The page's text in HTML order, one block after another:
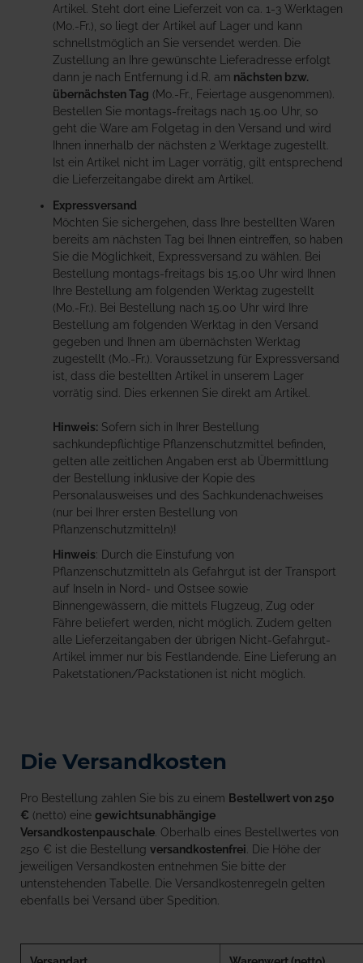
Artikel. Steht dort eine Lieferzeit von ca. 1-3 Werktagen
(Mo.-Fr.), so liegt der Artikel auf Lager und kann
schnellstmöglich an Sie versendet werden. Die
Zustellung an Ihre gewünschte Lieferadresse erfolgt
dann je nach Entfernung i.d.R. am nächsten bzw.
übernächsten Tag (Mo.-Fr., Feiertage ausgenommen).
Bestellen Sie montags-freitags nach 15.00 Uhr, so
geht die Ware am Folgetag in den Versand und wird
Ihnen innerhalb der nächsten 2 Werktage zugestellt.
Ist ein Artikel nicht im Lager vorrätig, gilt entsprechend
die Lieferzeitangabe direkt am Artikel.
Expressversand
Möchten Sie sichergehen, dass Ihre bestellten Waren
bereits am nächsten Tag bei Ihnen eintreffen, so haben
Sie die Möglichkeit, Expressversand zu wählen. Bei
Bestellung montags-freitags bis 15.00 Uhr wird Ihnen
Ihre Bestellung am folgenden Werktag zugestellt
(Mo.-Fr.). Bei Bestellung nach 15.00 Uhr wird Ihre
Bestellung am folgenden Werktag in den Versand
gegeben und Ihnen am übernächsten Werktag
zugestellt (Mo.-Fr.). Voraussetzung für Expressversand
ist, dass die bestellten Artikel in unserem Lager
vorrätig sind. Dies erkennen Sie direkt am Artikel.
Hinweis: Sofern sich in Ihrer Bestellung
sachkundepflichtige Pflanzenschutzmittel befinden,
gelten alle zeitlichen Angaben erst ab Übermittlung
der Bestellung inklusive der Kopie des
Personalausweises und des Sachkundenachweises
(nur bei Ihrer ersten Bestellung von
Pflanzenschutzmitteln)!
Hinweis: Durch die Einstufung von
Pflanzenschutzmitteln als Gefahrgut ist der Transport
auf Inseln in Nord- und Ostsee sowie
Binnengewässern, die mittels Flugzeug, Zug oder
Fähre beliefert werden, nicht möglich. Zudem gelten
alle Lieferzeitangaben der übrigen Nicht-Gefahrgut-
Artikel immer nur bis Festlandende. Eine Lieferung an
Paketstationen/Packstationen ist nicht möglich.
Die Versandkosten
Pro Bestellung zahlen Sie bis zu einem Bestellwert von 250
€ (netto) eine gewichtsunabhängige
Versandkostenpauschale . Oberhalb eines Bestellwertes von
250 € ist die Bestellung versandkostenfrei . Die Höhe der
jeweiligen Versandkosten entnehmen Sie bitte der
untenstehenden Tabelle. Die Versandkostenregeln gelten
ebenfalls bei Versand über Spedition.